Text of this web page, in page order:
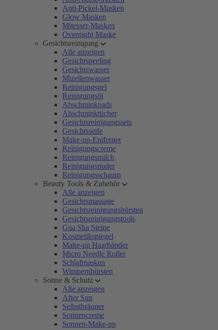
Anti-Pickel-Masken
Glow Masken
Mitesser-Masken
Overnight Maske
Gesichtsreinigung
Alle anzeigen
Gesichtspeeling
Gesichtswasser
Mizellenwasser
Reinigungsgel
Reinigungsöl
Abschminkpads
Abschminktücher
Gesichtsreinigungssets
Gesichtsseife
Make-up-Entferner
Reinigungscreme
Reinigungsmilch
Reinigungspuder
Reinigungsschaum
Beauty Tools & Zubehör
Alle anzeigen
Gesichtsmassage
Gesichtsreinigungsbürsten
Gesichtsreinigungstools
Gua Sha Steine
Kosmetikspiegel
Make-up Haarbänder
Micro Needle Roller
Schlafmasken
Wimpernbürsten
Sonne & Schutz
Alle anzeigen
After Sun
Selbstbräuner
Sonnencreme
Sonnen-Make-up